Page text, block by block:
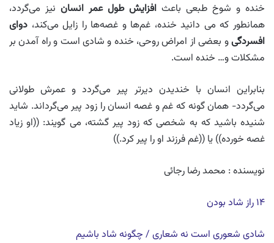
خنده و شوخ طبعی باعث افزایش طول عمر انسان نیز می‌گردد،
همانطور که می دانید خنده، غم‌ها و غصه‌ها را زایل می‌کند، دوای
افسردگیو بعضی از امراض روحی، خنده و شادی است و راه آمدن بر
مشکلات و… خنده است.
بنابراین انسان با خندیدن دیرتر پیر می‌گردد و عمرش طولانی
می‌گردد- همان گونه که غم و غصه انسان را زود پیر می‌گرداند. شاید
شنیده باشید که به شخصی که زود پیر گشته، می گویند: ((او زیاد
غصه خورده)) یا ((غم فرزند او را پیر کرد.))
نویسنده : محمد رضا رجائی
۱۴ راز شاد بودن
شادی شعوری است نه شعاری / چگونه شاد باشیم